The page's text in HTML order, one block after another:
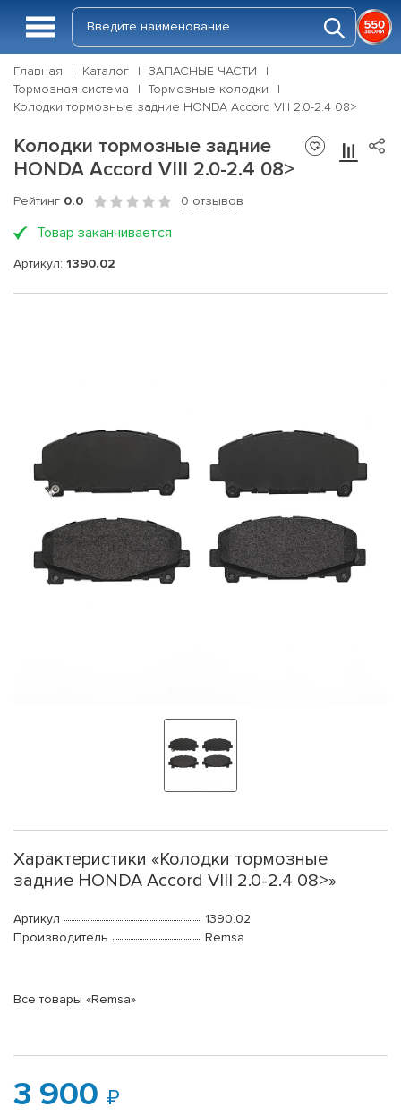
Главная Каталог
ЗАПАСНЫЕ ЧАСТИ
Тормозная система
Тормозные колодки
Колодки тормозные задние HONDA Accord VIII 2.0-2.4 08>
Колодки тормозные задние
HONDA Accord VIII 2.0-2.4 08>
Рейтинг 0.0 0 отзывов
Товар заканчивается
Артикул: 1390.02
Характеристики «Колодки тормозные
задние HONDA Accord VIII 2.0-2.4 08>»
Артикул
1390.02
Производитель
Remsa
Все товары «Remsa»
3 900